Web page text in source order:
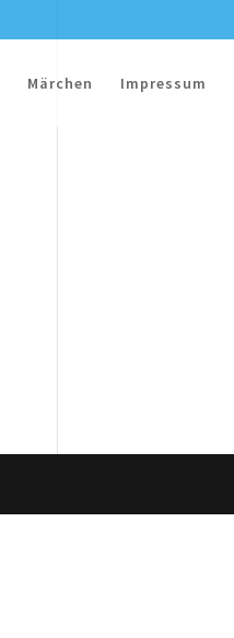
Märchen Impressum